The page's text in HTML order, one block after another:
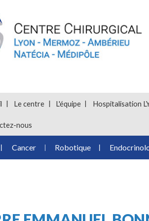
Le centre L'équipe Hospitalisation
nous
Cancer Robotique